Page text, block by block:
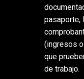
pasaporte,
(ingresos
que
de trabajo.